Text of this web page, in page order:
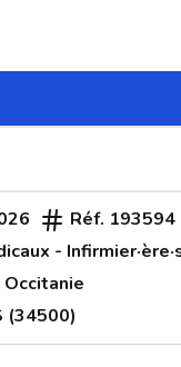
Réf. 193594
-
Occitanie
(34500)